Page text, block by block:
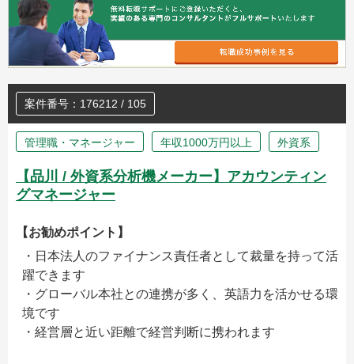
案件番号：176212 / 105
管理職・マネージャー 年収1000万円以上 外資系
【品川 / 外資系分析機メーカー】アカウンティン
グマネージャー
【お勧めポイント】
・日本法人のファイナンス責任者として裁量を持って活
躍できます
・グローバル本社との連携が多く、英語力を活かせる環
境です
・経営層と近い距離で経営判断に携われます